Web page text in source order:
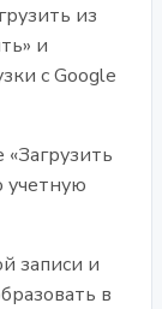
из
и
с Google
учетную
записи и
в